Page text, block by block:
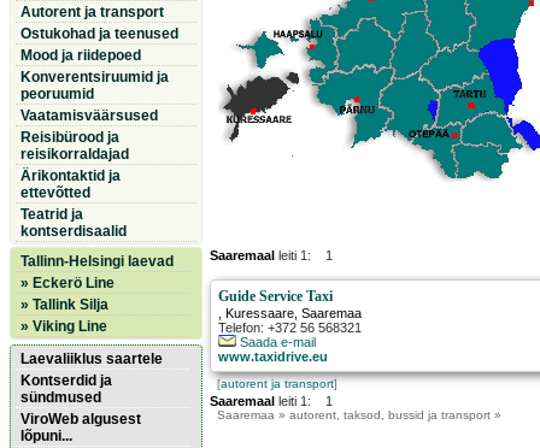
Autorent ja transport
Ostukohad ja teenused
Mood ja riidepoed
Konverentsiruumid ja
peoruumid
Vaatamisväärsused
Reisibürood ja
reisikorraldajad
Ärikontaktid ja
ettevõtted
Teatrid ja
kontserdisaalid
Tallinn-Helsingi laevad
» Eckerö Line
» Tallink Silja
» Viking Line
Laevaliiklus saartele
Kontserdid ja
sündmused
ViroWeb algusest
lõpuni...
Saaremaal leiti 1: 1
Guide Service Taxi
Kuressaare , Saaremaa
Telefon: +372 56 568321
Saada e-mail
www.taxidrive.eu
[autorent ja transport]
Saaremaal leiti 1: 1
Saaremaa » autorent, taksod, bussid ja transport »